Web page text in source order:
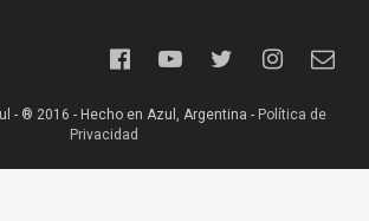
- ® 2016 - Hecho en Azul, Argentina - Política de
Privacidad